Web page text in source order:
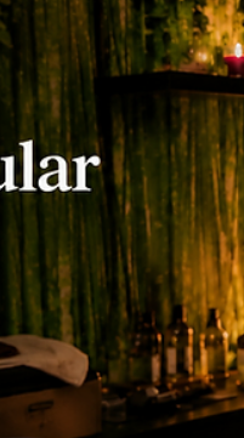
esperando que se pase
muscular no desaparece
ignoras, más difícil es eliminarla. En
Les Corts, te explico qué
cómo el masaje
personalizado —en
Premium— puede ayudarte
cuerpo sin dolor.